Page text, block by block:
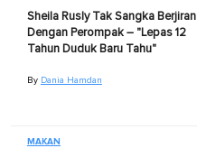
Sheila Rusly Tak Sangka Berjiran
Dengan Perompak – "Lepas 12
Tahun Duduk Baru Tahu"
By Dania Hamdan
MAKAN